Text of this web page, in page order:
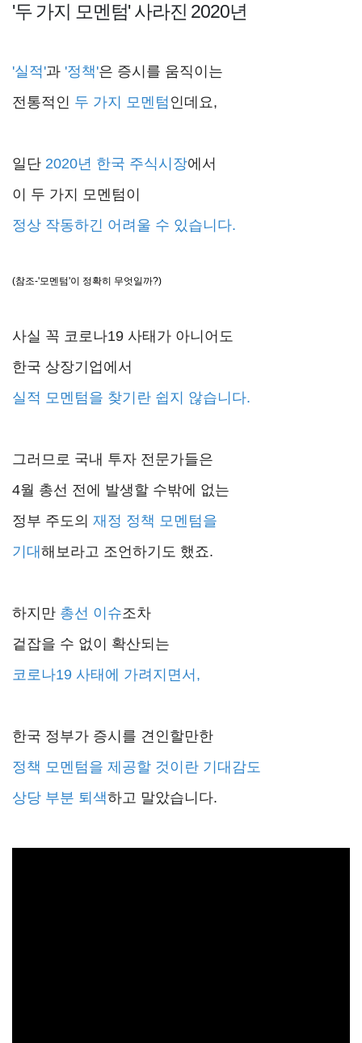
'두 가지 모멘텀' 사라진 2020년
'실적'과 '정책'은 증시를 움직이는
전통적인 두 가지 모멘텀 인데요,
일단 2020년 한국 주식시장에서
이 두 가지 모멘텀이
정상 작동하긴 어려울 수 있습니다.
(참조-'모멘텀'이 정확히 무엇일까?)
사실 꼭 코로나19 사태가 아니어도
한국 상장기업에서
실적 모멘텀을 찾기란 쉽지 않습니다.
그러므로 국내 투자 전문가들은
4월 총선 전에 발생할 수밖에 없는
정부 주도의 재정 정책 모멘텀을
기대 해보라고 조언하기도 했죠.
하지만 총선 이슈조차
겉잡을 수 없이 확산되는
코로나19 사태에 가려지면서,
한국 정부가 증시를 견인할만한
정책 모멘텀을 제공할 것이란 기대감도
상당 부분 퇴색하고 말았습니다.